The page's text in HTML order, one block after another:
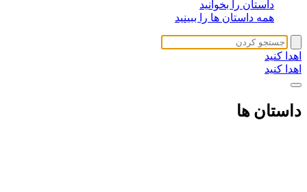
داستان را بخوانید
همه داستان ها را ببینید
اهدا کنید
اهدا کنید
داستان ها